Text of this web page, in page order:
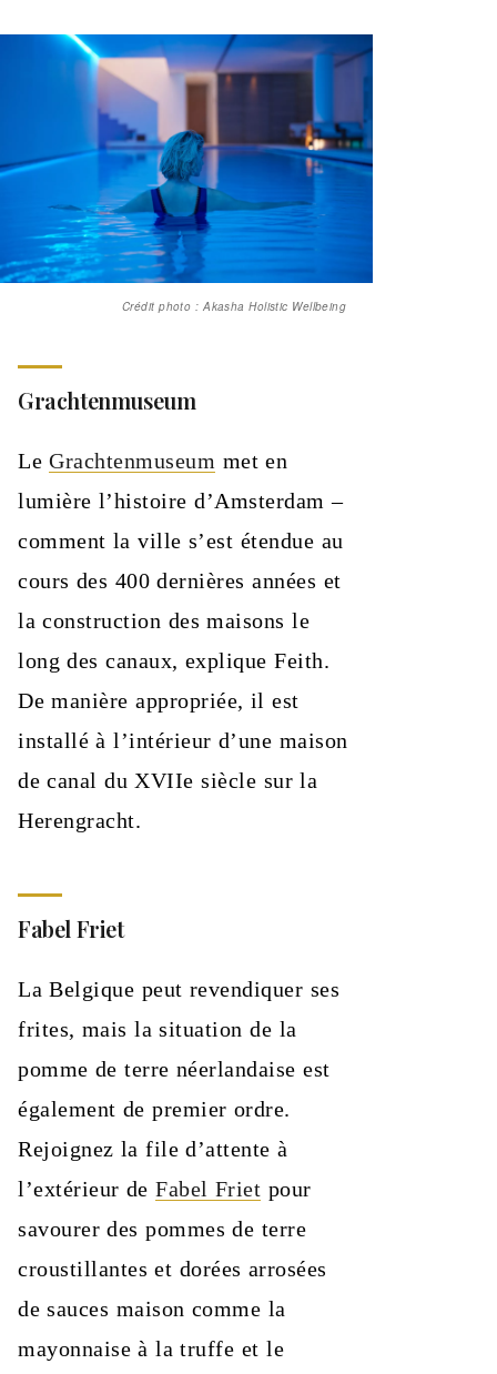
Crédit photo : Akasha Holistic Wellbeing
Grachtenmuseum
LeGrachtenmuseum met en
lumière l’histoire d’Amsterdam –
comment la ville s’est étendue au
cours des 400 dernières années et
la construction des maisons le
long des canaux, explique Feith.
De manière appropriée, il est
installé à l’intérieur d’une maison
de canal du XVIIe siècle sur la
Herengracht.
Fabel Friet
La Belgique peut revendiquer ses
frites, mais la situation de la
pomme de terre néerlandaise est
également de premier ordre.
Rejoignez la file d’attente à
l’extérieur deFabel Friet pour
savourer des pommes de terre
croustillantes et dorées arrosées
de sauces maison comme la
mayonnaise à la truffe et le